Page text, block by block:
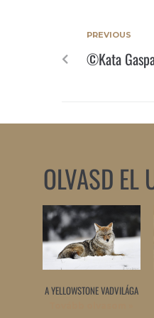
PREVIOUS
©Kata
OLVASD EL
A YELLOWSTONE VADVILÁGA